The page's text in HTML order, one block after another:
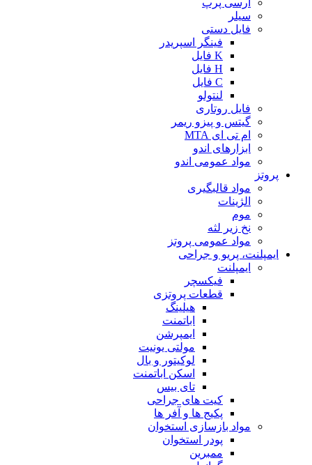
سیلر
فایل دستی
فینگر اسپریدر
K فایل
H فایل
C فایل
لنتولو
فایل روتاری
گیتس و پیزو ریمر
ام تی ای MTA
ابزارهای اندو
مواد عمومی اندو
پروتز
مواد قالبگیری
الژینات
موم
نخ زیر لثه
مواد عمومی پروتز
ایمپلنت، پریو و جراحی
ایمپلنت
فیکسچر
قطعات پروتزی
هیلینگ
اباتمنت
ایمپرشن
مولتی یونیت
لوکیتور و بال
اسکن اباتمنت
تای بیس
کیت های جراحی
پکیج ها و آفر ها
مواد بازسازی استخوان
پودر استخوان
ممبرین